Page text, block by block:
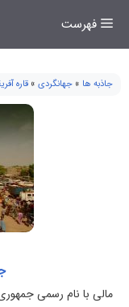
فهرست
جاذبه ها » جهانگردی » قاره
مالی با نام رسمی